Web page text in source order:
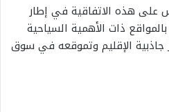
على هذه الاتفاقية في إطار
ذات الأهمية السياحية
جاذبية الإقليم وتموقعه في سوق